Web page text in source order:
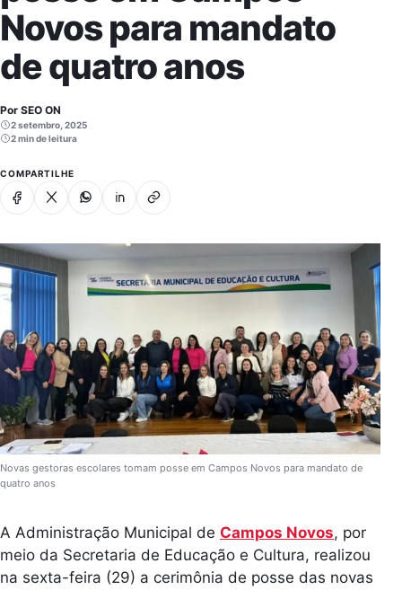
Novos para mandato
de quatro anos
Por SEO ON
2 setembro, 2025
2 min de leitura
COMPARTILHE
Facebook
X WhatsappLinkedinCopiar link
Novas gestoras escolares tomam posse em Campos Novos para mandato de
quatro anos
A Administração Municipal de Campos Novos, por
meio da Secretaria de Educação e Cultura, realizou
na sexta-feira (29) a cerimônia de posse das novas